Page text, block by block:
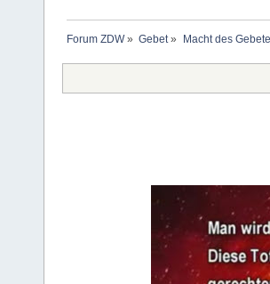
Forum ZDW» Gebet» Macht des